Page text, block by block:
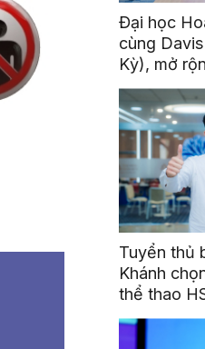
Đại học
cùng
Kỳ), mở
triển toàn
Tuyển thủ
Khánh
thể thao
trị từ đam